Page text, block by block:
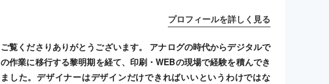
プロフィールを詳しく見る
ご覧くださりありがとうございます。 アナログの時代からデジタルで
の作業に移行する黎明期を経て、印刷・WEBの現場で経験を積んでき
ました。デザイナーはデザインだけできればいいというわけではな